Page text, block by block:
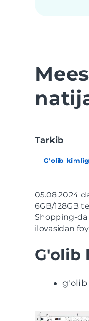
Tarkib
G'olib
05.08.2024
6GB/128GB
Shopping-
ilovasidan
G'olib
g'olib